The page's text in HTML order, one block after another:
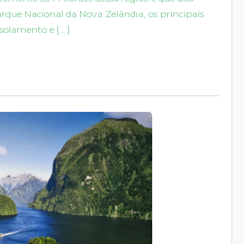
Nacional da Nova Zelândia, os principais
e [...]